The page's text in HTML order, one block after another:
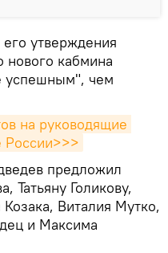
утверждения
нового кабмина
успешным", чем
на руководящие
России>>>
предложил
Татьяну Голикову,
Виталия Мутко,
и Максима